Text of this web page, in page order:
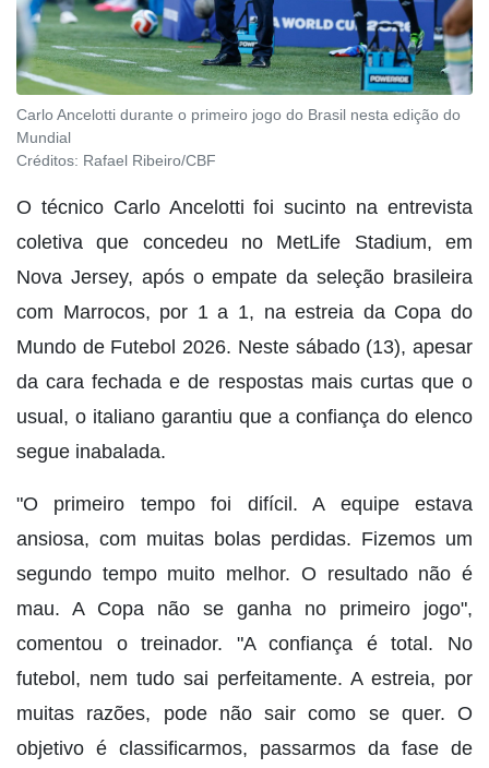
Carlo Ancelotti durante o primeiro jogo do Brasil nesta edição do
Mundial
Créditos: Rafael Ribeiro/CBF
O técnico Carlo Ancelotti foi sucinto na entrevista
coletiva que concedeu no MetLife Stadium, em
Nova Jersey, após o empate da seleção brasileira
com Marrocos, por 1 a 1, na estreia da Copa do
Mundo de Futebol 2026. Neste sábado (13), apesar
da cara fechada e de respostas mais curtas que o
usual, o italiano garantiu que a confiança do elenco
segue inabalada.
"O primeiro tempo foi difícil. A equipe estava
ansiosa, com muitas bolas perdidas. Fizemos um
segundo tempo muito melhor. O resultado não é
mau. A Copa não se ganha no primeiro jogo",
comentou o treinador. "A confiança é total. No
futebol, nem tudo sai perfeitamente. A estreia, por
muitas razões, pode não sair como se quer. O
objetivo é classificarmos, passarmos da fase de